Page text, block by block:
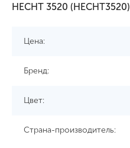
HECHT 3520 (HECHT3520)
Цена:
Бренд:
Цвет:
Страна-производитель: